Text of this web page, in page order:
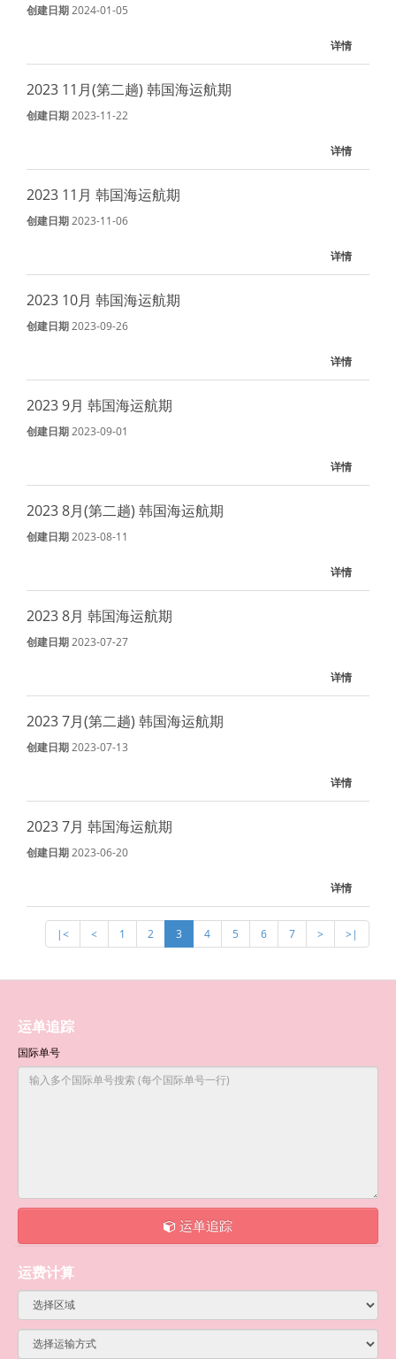
创建日期2024-01-05
详情
2023 11月(第二趟) 韩国海运航期
创建日期2023-11-22
详情
2023 11月 韩国海运航期
创建日期2023-11-06
详情
2023 10月 韩国海运航期
创建日期2023-09-26
详情
2023 9月 韩国海运航期
创建日期2023-09-01
详情
2023 8月(第二趟) 韩国海运航期
创建日期2023-08-11
详情
2023 8月 韩国海运航期
创建日期2023-07-27
详情
2023 7月(第二趟) 韩国海运航期
创建日期2023-07-13
详情
2023 7月 韩国海运航期
创建日期2023-06-20
详情
|< < 1 2 3 4 5 6 7 > >|
运单追踪
国际单号
运单追踪
运费计算